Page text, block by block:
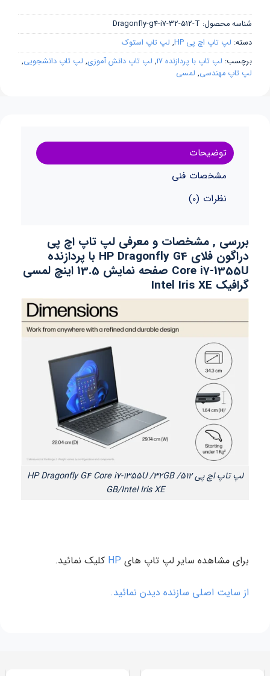
شناسه محصول: Dragonfly-g4-i7-32-512-T
دسته: لپ تاپ اچ پی HP , لپ تاپ استوک
برچسب: لپ تاپ با پردازنده i7 , لپ تاپ دانش آموزی, لپ تاپ دانشجویی,
لپ تاپ مهندسی, لمسی
توضیحات
مشخصات فنی
نظرات (0)
بررسی , مشخصات و معرفی لپ تاپ اچ پی
دراگون فلای HP Dragonfly G4 با پردازنده
Core i7-1355U
صفحه نمایش 13.5 اینچ لمسی
گرافیک Intel Iris XE
لپ تاپ اچ پی HP Dragonfly G4 Core i7-1355U /32GB /512
GB/Intel Iris XE
برای مشاهده سایر لپ تاپ های کلیک نمائید.
از سایت اصلی سازنده دیدن نمائید.